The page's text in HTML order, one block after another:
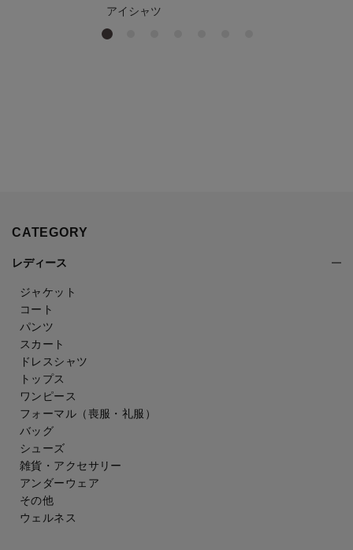
アイシャツ
CATEGORY
レディース
ジャケット
コート
パンツ
スカート
ドレスシャツ
トップス
ワンピース
フォーマル（喪服・礼服）
バッグ
シューズ
雑貨・アクセサリー
アンダーウェア
その他
ウェルネス